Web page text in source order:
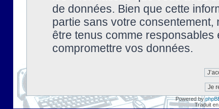
de données. Bien que cette
partie sans votre
être tenus comme
compromettre vos données.
Powered by
Traduit